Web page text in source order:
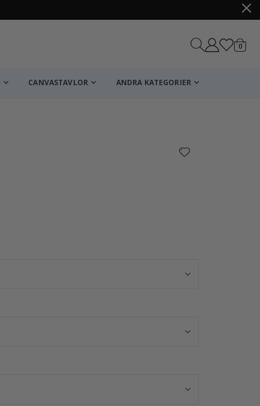
0
CANVASTAVLOR ANDRA KATEGORIER